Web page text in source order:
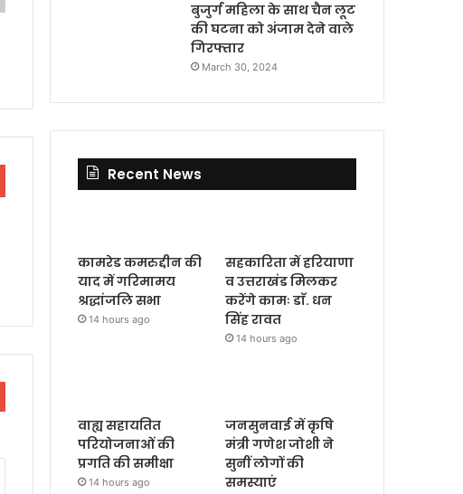
बुजुर्ग महिला के साथ चैन लूट
की घटना को अंजाम देने वाले
गिरफ्तार
March 30, 2024
Recent News
कामरेड कमरुद्दीन की
याद में गरिमामय
श्रद्धांजलि सभा
14 hours ago
सहकारिता में हरियाणा
व उत्तराखंड मिलकर
करेंगे कामः डाॅ. धन
सिंह रावत
14 hours ago
वाह्य सहायतित
परियोजनाओं की
प्रगति की समीक्षा
14 hours ago
जनसुनवाई में कृषि
मंत्री गणेश जोशी ने
सुनीं लोगों की
समस्याएं